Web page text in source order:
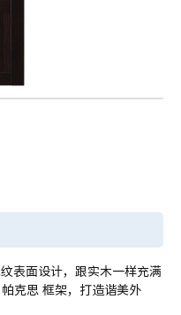
表面设计，跟实木一样充满
克思 框架，打造谐美外